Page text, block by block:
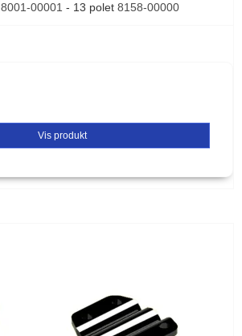
8001-00001 - 13 polet 8158-00000
Vis produkt